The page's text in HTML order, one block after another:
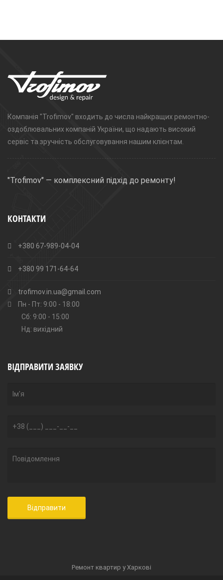
Компанія "Trofimov" входить до числа найкращих ремонтно-
оздоблювальних компаній України, що надають високий
сервіс та зручність обслуговування нашим клієнтам.
"Trofimov" — комплексний підхід до ремонту!
КОНТАКТИ
+380 67-989-04-04
+380 99 171-64-64
trofimov.in.ua@gmail.com
Пн - Пт: 9:00 - 18:00
Сб: 9:00 - 15:00
Нд: вихідний
ВІДПРАВИТИ ЗАЯВКУ
Ремонт квартир у Харкові